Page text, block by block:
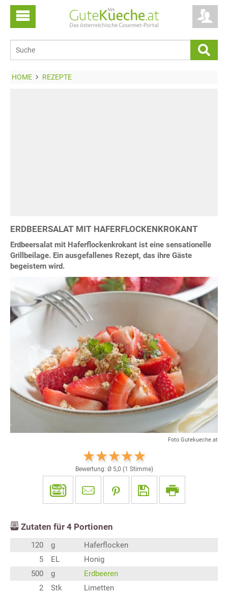
HOME REZEPTE
ERDBEERSALAT MIT HAFERFLOCKENKROKANT
Erdbeersalat mit Haferflockenkrokant ist eine sensationelle
Grillbeilage. Ein ausgefallenes Rezept, das ihre Gäste
begeistern wird.
Foto Gutekueche.at
Bewertung: Ø 5,0 (1 Stimme)
Zutaten für 4 Portionen
120 g
Haferflocken
5
EL
Honig
500
g
Erdbeeren
2
Stk
Limetten